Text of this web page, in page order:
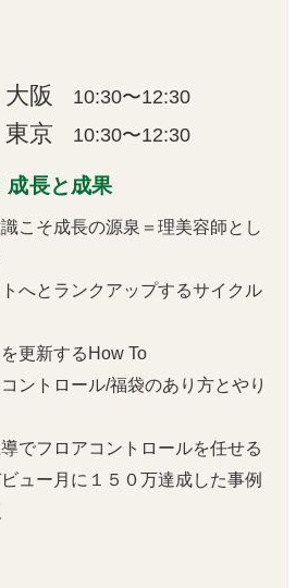
大阪
10:30〜12:30
東京 10:30〜12:30
成長と成果
こそ成長の源泉＝理美容師とし
へとランクアップするサイクル
更新するHow To
ントロール/福袋のあり方とやり
でフロアコントロールを任せる
ュー月に１５０万達成した事例